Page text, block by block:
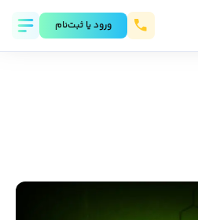
ورود يا ثبت‌نام